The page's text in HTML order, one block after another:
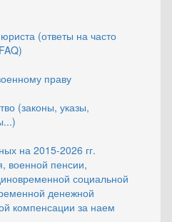
(ответы на часто
праву
(законы, указы,
на 2015-2026 гг.
военной пенсии,
социальной
денежной
компенсации за наем